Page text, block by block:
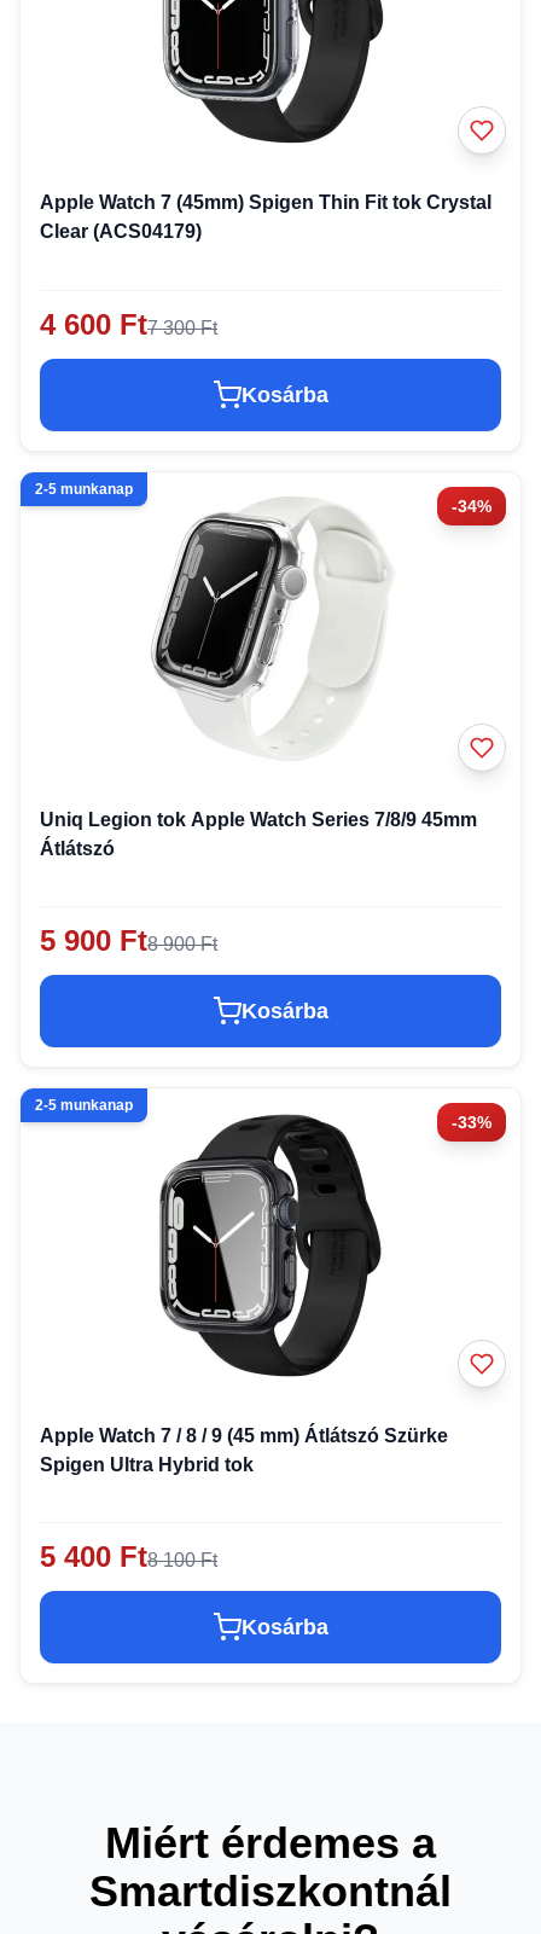
Apple Watch 7 (45mm) Spigen Thin Fit tok Crystal
Clear (ACS04179)
4 600 Ft7 300 Ft
Kosárba
-34%
2-5 munkanap
Uniq Legion tok Apple Watch Series 7/8/9 45mm
Átlátszó
5 900 Ft8 900 Ft
Kosárba
-33%
2-5 munkanap
Apple Watch 7 / 8 / 9 (45 mm) Átlátszó Szürke
Spigen Ultra Hybrid tok
5 400 Ft8 100 Ft
Kosárba
Miért érdemes a
Smartdiszkontnál